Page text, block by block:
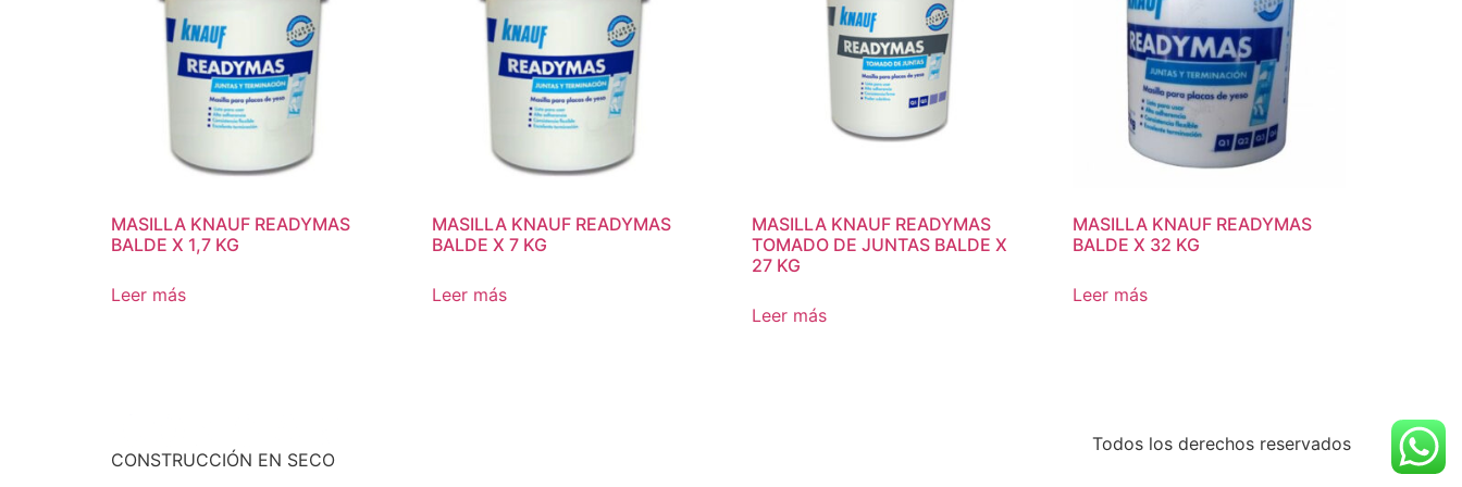
MASILLA KNAUF READYMAS
BALDE X 1,7 KG
Leer más
MASILLA KNAUF READYMAS
BALDE X 7 KG
Leer más
MASILLA KNAUF READYMAS
TOMADO DE JUNTAS BALDE X
27 KG
Leer más
MASILLA KNAUF READYMAS
BALDE X 32 KG
Leer más
CONSTRUCCIÓN EN SECO
Todos los derechos reservados